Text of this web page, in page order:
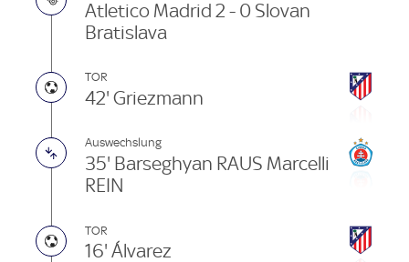
Atletico Madrid 2 - 0 Slovan
Bratislava
TOR
42' Griezmann
Auswechslung
35' Barseghyan RAUS Marcelli
REIN
TOR
16' Álvarez